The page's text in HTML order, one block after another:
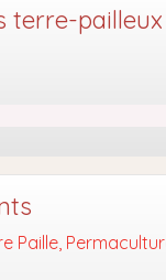
terre-pailleux
Paille,